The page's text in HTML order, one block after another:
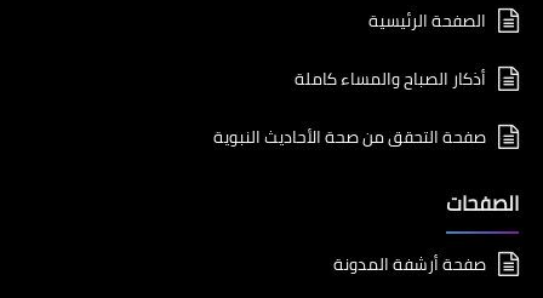
الصفحة الرئيسية
أذكار الصباح والمساء كاملة
صفحة التحقق من صحة الأحاديث النبوية
الصفحات
صفحة أرشفة المدونة